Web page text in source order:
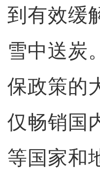
到有效缓
雪中送炭
保政策的
仅畅销国
等国家和